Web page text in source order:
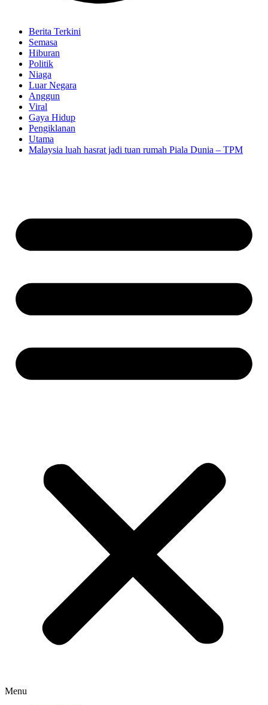
Berita Terkini
Semasa
Hiburan
Politik
Niaga
Luar Negara
Anggun
Viral
Gaya Hidup
Pengiklanan
Utama
Malaysia luah hasrat jadi tuan rumah Piala Dunia – TPM
Menu